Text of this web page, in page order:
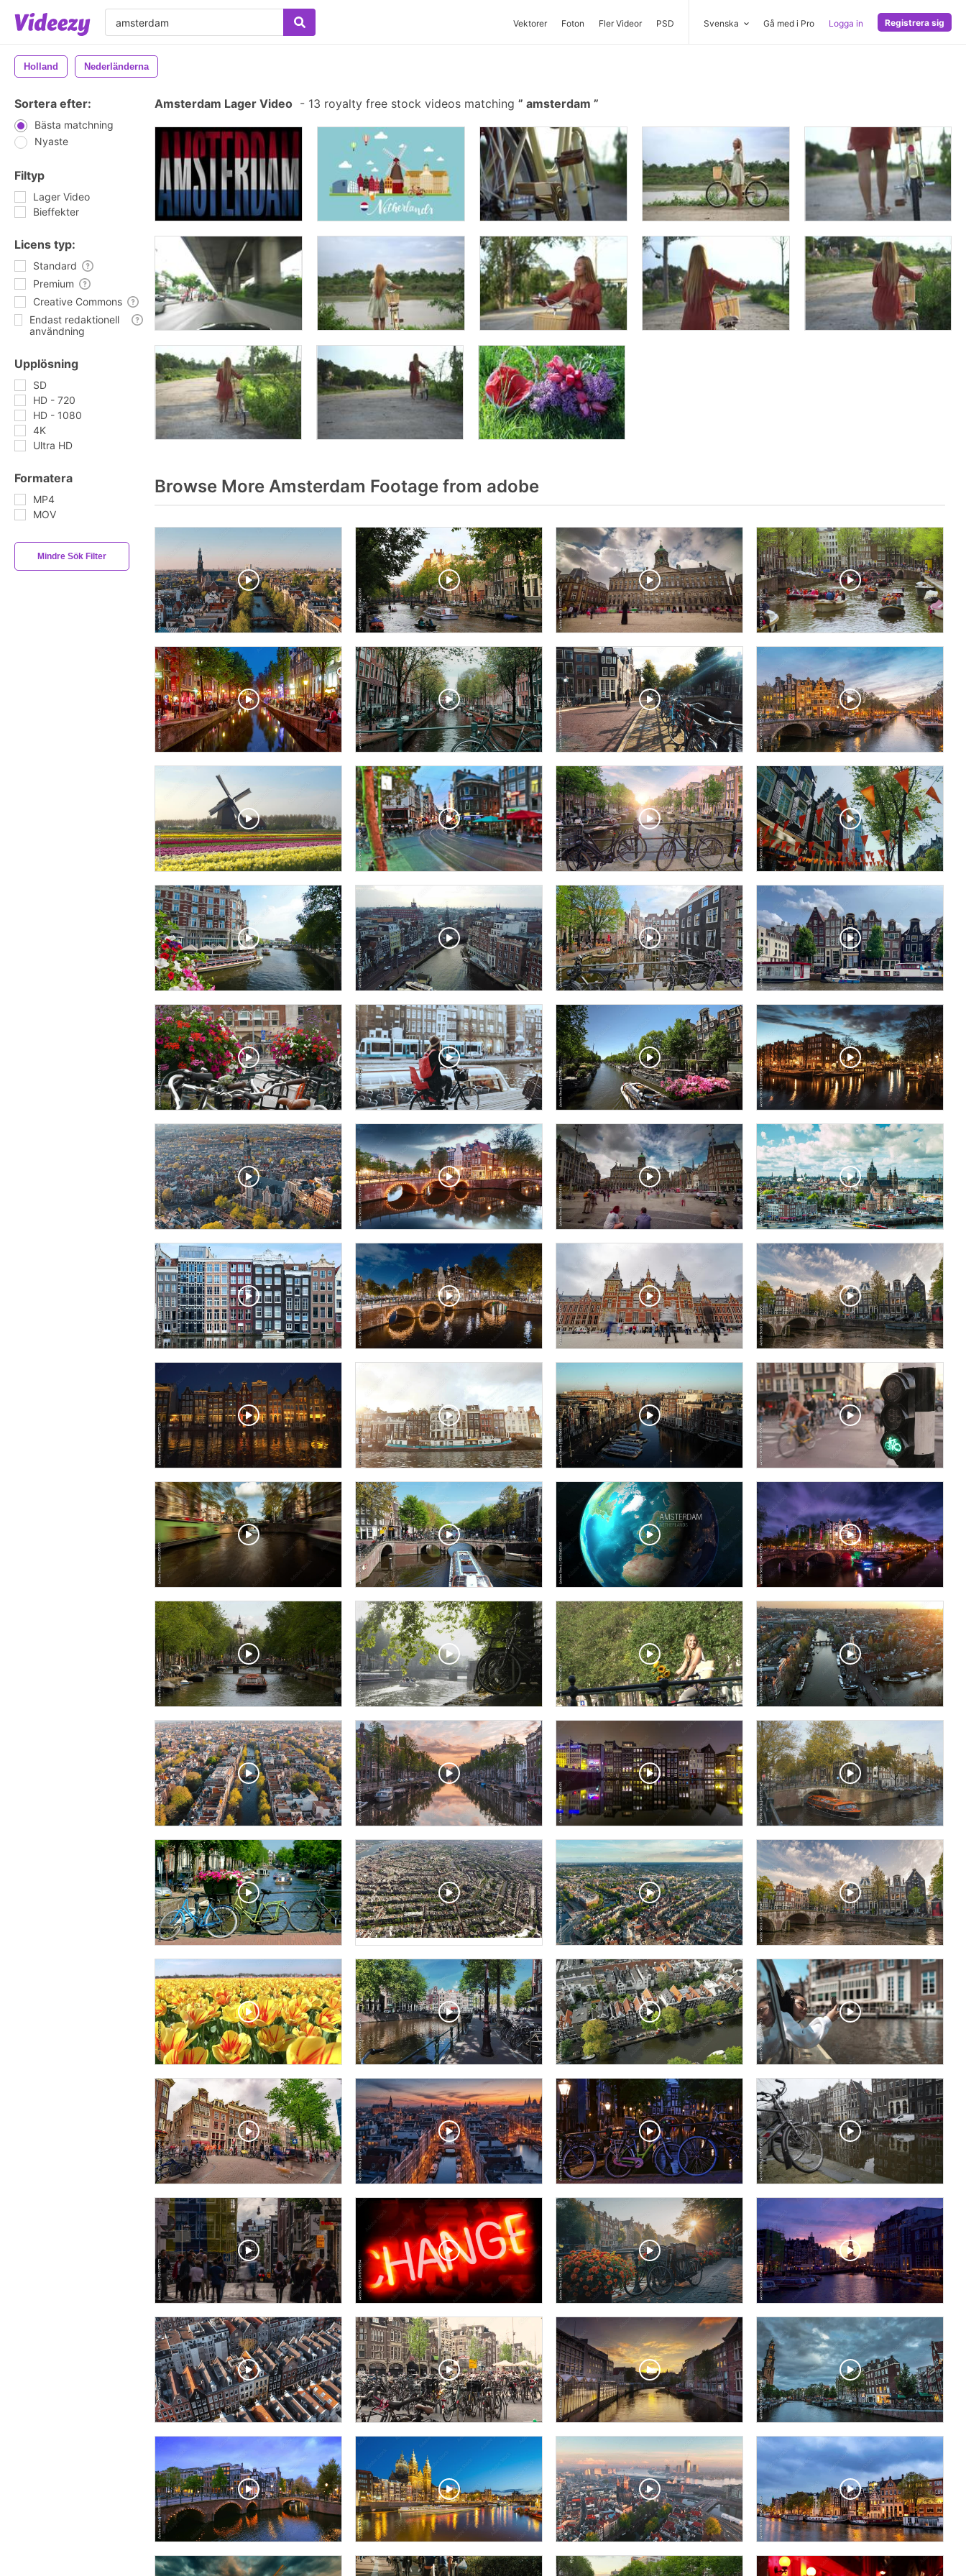
Vektorer Foton Fler Videor PSD Svenska Gå med i Pro Logga in Registrera sig
Holland Nederländerna
Sortera efter:
Bästa matchning
Nyaste
Filtyp
Lager Video
Bieffekter
Licens typ:
Standard
Premium
Creative Commons
Endast redaktionell
användning
Upplösning
SD
HD - 720
HD - 1080
4K
Ultra HD
Formatera
MP4
MOV
Mindre Sök Filter
Amsterdam Lager Video - 13 royalty free stock videos matching amsterdam
Browse More Amsterdam Footage from adobe